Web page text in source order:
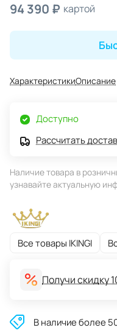
94 390 ₽ картой
ХарактеристикиОписание
Доступно
Рассчитать
Наличие товара в
узнавайте актуальную
Все товары IKINGI
Получи скидку
В наличие более